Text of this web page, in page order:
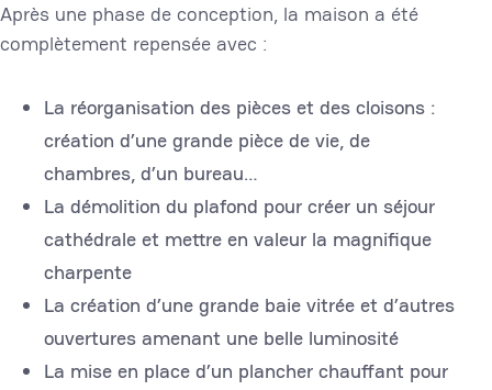
Après une phase de conception, la maison a été
complètement repensée avec :
La réorganisation des pièces et des cloisons :
création d’une grande pièce de vie, de
chambres, d’un bureau…
La démolition du plafond pour créer un séjour
cathédrale et mettre en valeur la magnifique
charpente
La création d’une grande baie vitrée et d’autres
ouvertures amenant une belle luminosité
La mise en place d’un plancher chauffant pour